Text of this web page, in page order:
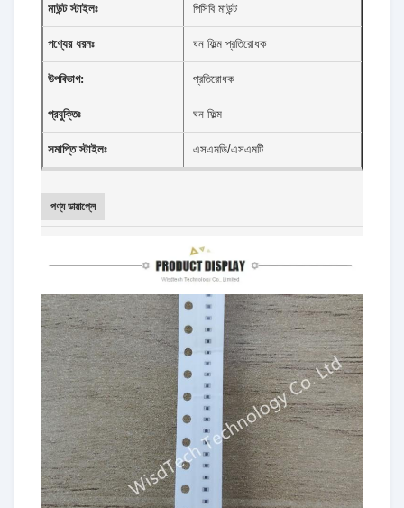
মাউন্ট স্টাইলঃ পিসিবি মাউন্ট
পণ্যের ধরনঃ ঘন ফিল্ম প্রতিরোধক
উপবিভাগ: প্রতিরোধক
প্রযুক্তিঃ ঘন ফিল্ম
সমাপ্তি স্টাইলঃ এসএমডি/এসএমটি
পণ্য ডায়াপ্লে